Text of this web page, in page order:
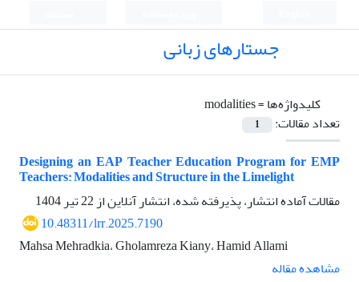
جستارهای زبانی
کلیدواژه‌ها =modalities
تعداد مقالات:
1
Designing an EAP Teacher Education Program for EMP
Teachers: Modalities and Structure in the Limelight
مقالات آماده انتشار، پذیرفته شده، انتشار آنلاین از22 تیر 1404
10.48311/lrr.2025.7190
Mahsa Mehradkia، Gholamreza Kiany، Hamid Allami
مشاهده مقاله